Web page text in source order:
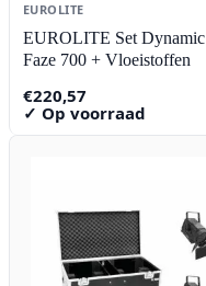
EUROLITE
EUROLITE Set Dynamic
Faze 700 + Vloeistoffen
€220,57
✓ Op voorraad